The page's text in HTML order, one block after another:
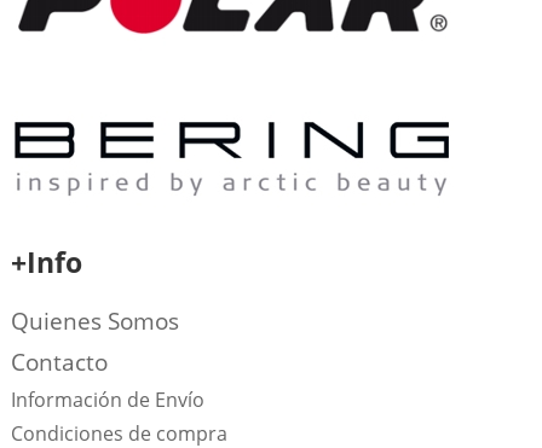
+Info
Quienes Somos
Contacto
Información de Envío
Condiciones de compra